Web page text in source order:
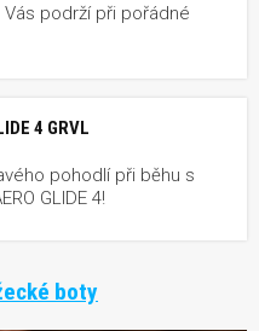
Vás podrží při pořádné
4 GRVL
pohodlí při běhu s
GLIDE 4!
boty